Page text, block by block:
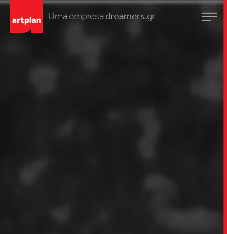
Uma empresadreamers.gr